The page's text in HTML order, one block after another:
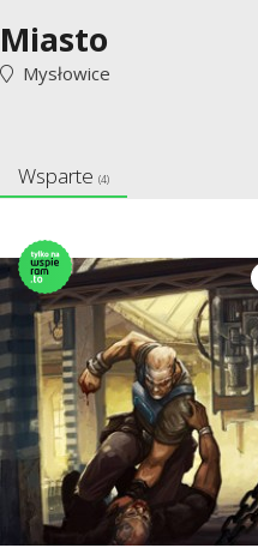
Miasto
Mysłowice
Wsparte (4)